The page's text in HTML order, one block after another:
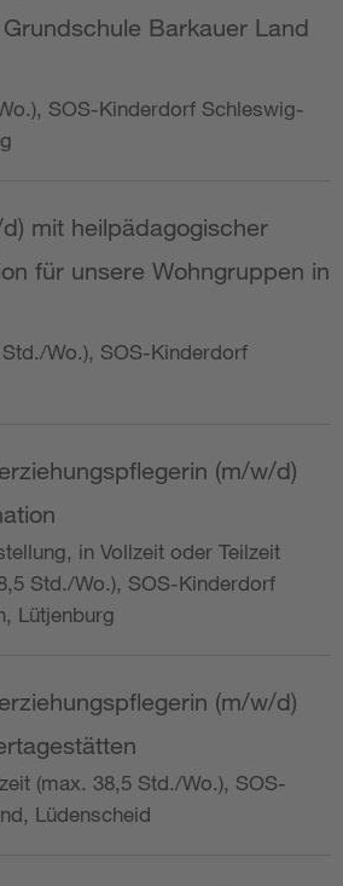
Barkauer Land
SOS-Kinderdorf Schleswig-
mit heilpädagogischer
für unsere Wohngruppen in
Wo.), SOS-Kinderdorf
(m/w/d)
in Vollzeit oder Teilzeit
Std./Wo.), SOS-Kinderdorf
Lütjenburg
(m/w/d)
(max. 38,5 Std./Wo.), SOS-
Lüdenscheid